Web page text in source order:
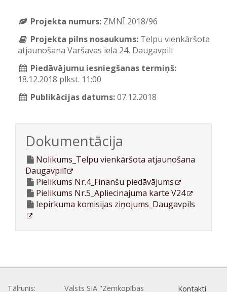
Projekta numurs: ZMNĪ 2018/96
Projekta pilns nosaukums: Telpu vienkāršota
atjaunošana Varšavas ielā 24, Daugavpilī
Piedāvājumu iesniegšanas termiņš:
18.12.2018 plkst. 11:00
Publikācijas datums:07.12.2018
Dokumentācija
Nolikums_Telpu vienkāršota atjaunošana
Daugavpilī
Pielikums Nr.4_Finanšu piedāvājums
Pielikums Nr.5_Apliecinajuma karte V24
Iepirkuma komisijas ziņojums_Daugavpils
Tālrunis: Valsts SIA "Zemkopības Kontakti